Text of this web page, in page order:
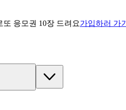
또 응모권 10장 드려요가입하러 가기